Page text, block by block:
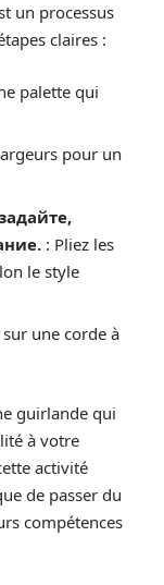
un processus
claires :
palette qui
pour un
: Pliez les
le style
une corde à
guirlande qui
à votre
activité
de passer du
compétences